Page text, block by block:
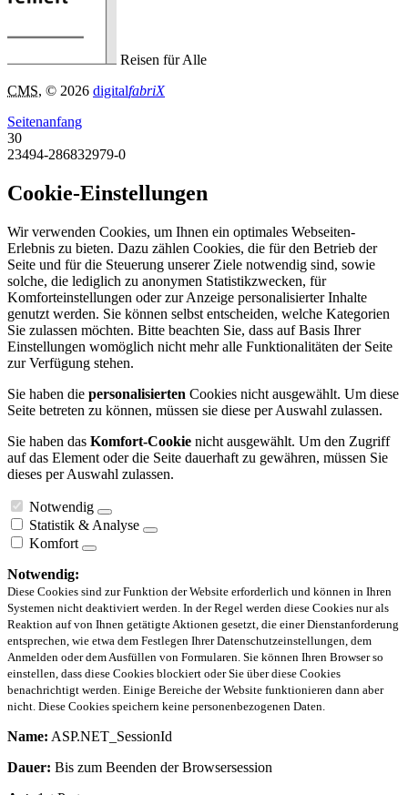
Reisen für Alle
CMS, © 2026 digitalfabriX
Seitenanfang
30
23494-286832979-0
Cookie-Einstellungen
Wir verwenden Cookies, um Ihnen ein optimales Webseiten-
Erlebnis zu bieten. Dazu zählen Cookies, die für den Betrieb der
Seite und für die Steuerung unserer Ziele notwendig sind, sowie
solche, die lediglich zu anonymen Statistikzwecken, für
Komforteinstellungen oder zur Anzeige personalisierter Inhalte
genutzt werden. Sie können selbst entscheiden, welche Kategorien
Sie zulassen möchten. Bitte beachten Sie, dass auf Basis Ihrer
Einstellungen womöglich nicht mehr alle Funktionalitäten der Seite
zur Verfügung stehen.
Sie haben die personalisierten Cookies nicht ausgewählt. Um diese
Seite betreten zu können, müssen sie diese per Auswahl zulassen.
Sie haben das Komfort-Cookie nicht ausgewählt. Um den Zugriff
auf das Element oder die Seite dauerhaft zu gewähren, müssen Sie
dieses per Auswahl zulassen.
Notwendig
Statistik & Analyse
Komfort
Notwendig:
Diese Cookies sind zur Funktion der Website erforderlich und können in Ihren
Systemen nicht deaktiviert werden. In der Regel werden diese Cookies nur als
Reaktion auf von Ihnen getätigte Aktionen gesetzt, die einer Dienstanforderung
entsprechen, wie etwa dem Festlegen Ihrer Datenschutzeinstellungen, dem
Anmelden oder dem Ausfüllen von Formularen. Sie können Ihren Browser so
einstellen, dass diese Cookies blockiert oder Sie über diese Cookies
benachrichtigt werden. Einige Bereiche der Website funktionieren dann aber
nicht. Diese Cookies speichern keine personenbezogenen Daten.
Name: ASP.NET_SessionId
Dauer: Bis zum Beenden der Browsersession